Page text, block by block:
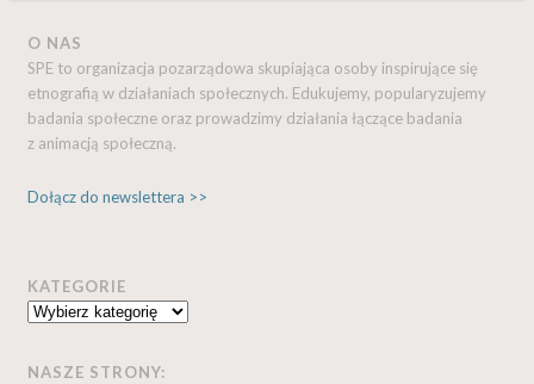
O NAS
SPE to organizacja pozarządowa skupiająca osoby inspirujące się
etnografią w działaniach społecznych. Edukujemy, popularyzujemy
badania społeczne oraz prowadzimy działania łączące badania
z animacją społeczną.
Dołącz do newslettera >>
KATEGORIE
Kategorie
NASZE STRONY: